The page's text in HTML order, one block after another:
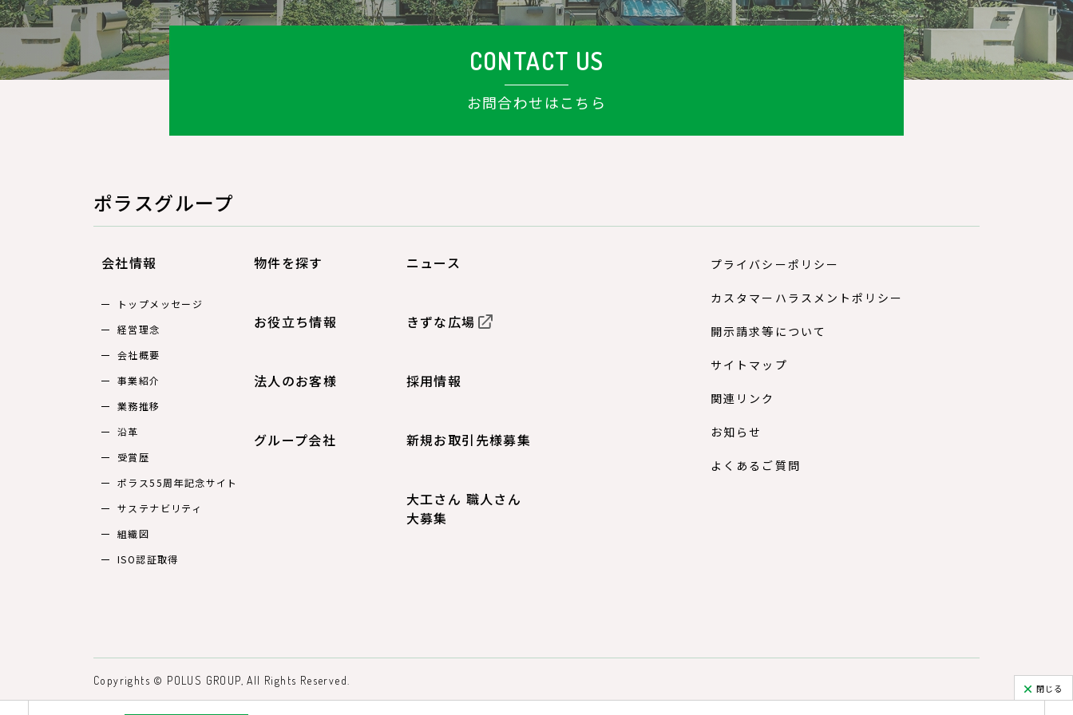
閉じる
CONTACT US
お問合わせはこちら
ポラスグループ
会社情報
トップメッセージ
経営理念
会社概要
事業紹介
業務推移
沿革
受賞歴
ポラス55周年記念サイト
サステナビリティ
組織図
ISO認証取得
物件を探す
お役立ち情報
法人のお客様
グループ会社
ニュース
きずな広場
採用情報
新規お取引先様募集
大工さん 職人さん
大募集
プライバシーポリシー
カスタマーハラスメントポリシー
開示請求等について
サイトマップ
関連リンク
お知らせ
よくあるご質問
Copyrights © POLUS GROUP, All Rights Reserved.